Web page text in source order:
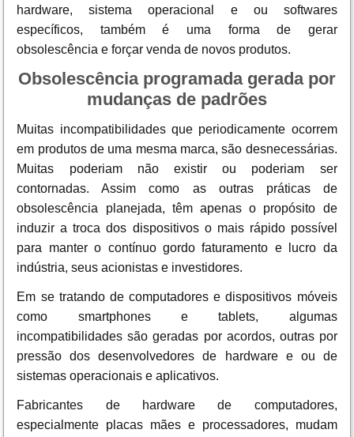
hardware, sistema operacional e ou softwares
específicos, também é uma forma de gerar
obsolescência e forçar venda de novos produtos.
Obsolescência programada gerada por
mudanças de padrões
Muitas incompatibilidades que periodicamente ocorrem
em produtos de uma mesma marca, são desnecessárias.
Muitas poderiam não existir ou poderiam ser
contornadas. Assim como as outras práticas de
obsolescência planejada, têm apenas o propósito de
induzir a troca dos dispositivos o mais rápido possível
para manter o contínuo gordo faturamento e lucro da
indústria, seus acionistas e investidores.
Em se tratando de computadores e dispositivos móveis
como smartphones e tablets, algumas
incompatibilidades são geradas por acordos, outras por
pressão dos desenvolvedores de hardware e ou de
sistemas operacionais e aplicativos.
Fabricantes de hardware de computadores,
especialmente placas mães e processadores, mudam